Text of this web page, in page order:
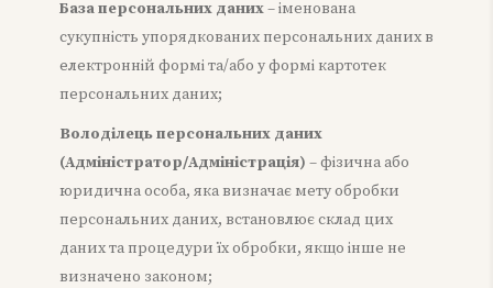
База персональних даних– іменована
сукупність упорядкованих персональних даних в
електронній формі та/або у формі картотек
персональних даних;
Володілець персональних даних
(Адміністратор/Адміністрація) – фізична або
юридична особа, яка визначає мету обробки
персональних даних, встановлює склад цих
даних та процедури їх обробки, якщо інше не
визначено законом;